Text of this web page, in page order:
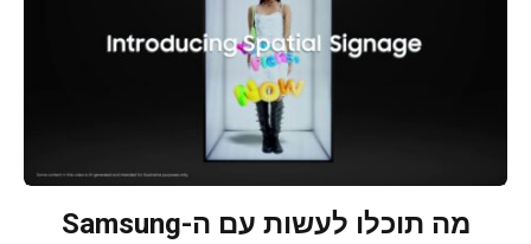
מה תוכלו לעשות עם ה-Samsung